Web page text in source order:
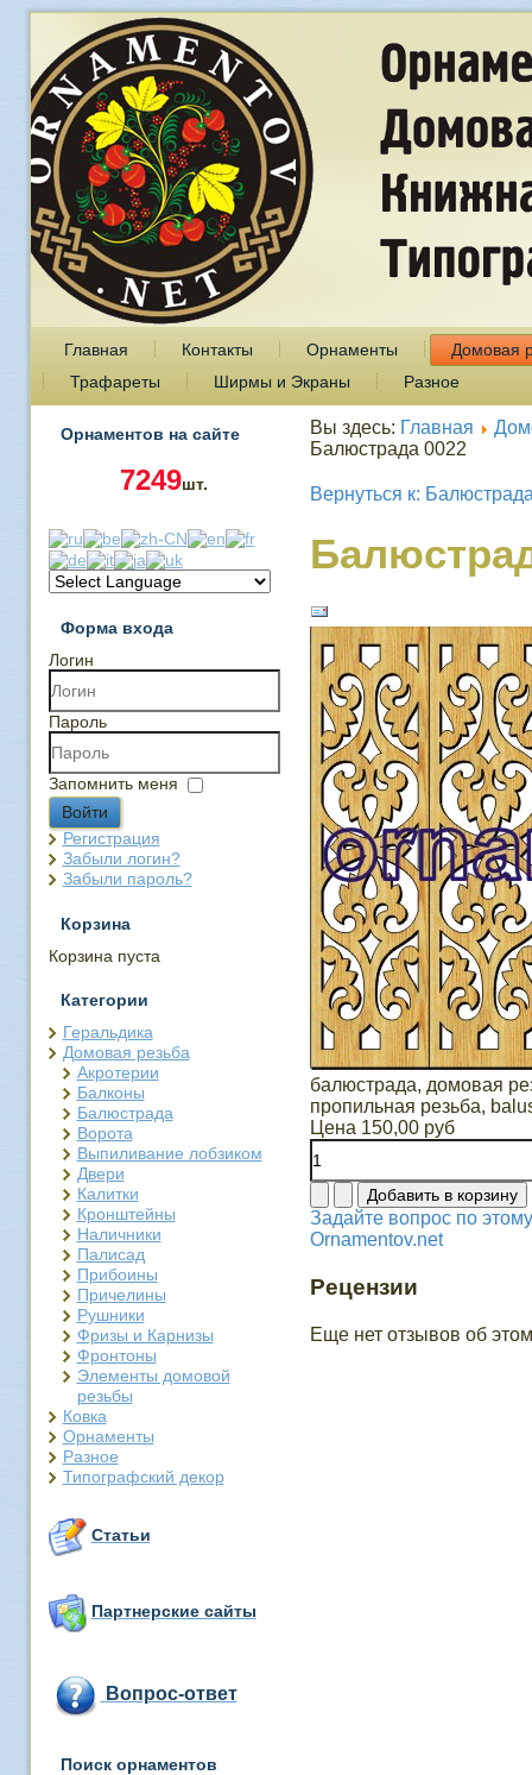
Главная Контакты Орнаменты
Домовая
Трафареты
Ширмы и Экраны Разное
Орнаментов на сайте
7249шт.
Форма входа
Логин
Пароль
Запомнить меня
Войти
Регистрация
Забыли логин?
Забыли пароль?
Корзина
Корзина пуста
Категории
Геральдика
Домовая резьба
Акротерии
Балконы
Балюстрада
Ворота
Выпиливание лобзиком
Двери
Калитки
Кронштейны
Наличники
Палисад
Прибоины
Причелины
Рушники
Фризы и Карнизы
Фронтоны
Элементы домовой
резьбы
Ковка
Орнаменты
Разное
Типографский декор
Статьи
Партнерские сайты
Вопрос-ответ
Поиск орнаментов
Вы здесь: Главная
Балюстрада 0022
Вернуться к:
балюстрада, домовая
пропильная резьба,
Цена 150,00 руб
Задайте вопрос по
Ornamentov.net
Рецензии
Еще нет отзывов об